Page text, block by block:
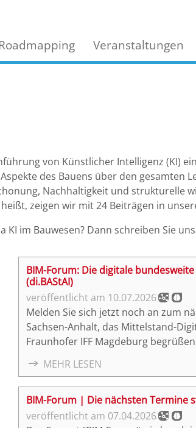
Roadmapping Veranstaltungen
von Künstlicher Intelligenz (KI)
des Bauens über den gesamten
Nachhaltigkeit und strukturelle
zeigen wir mit 24 Beiträgen in
KI im Bauwesen? Dann schreiben Sie
BIM-Forum: Die digitale
(di.BAStAI)
10.07.2026
Melden Sie sich jetzt noch an zum nächsten BIM-Forum am 18. August 2026. Das BIM-Cluster
Sachsen-Anhalt, das Mittelstand-
Fraunhofer IFF Magdeburg
Westfalen.
MEHR LESEN
BIM-Forum | Die nächsten
07.04.2026